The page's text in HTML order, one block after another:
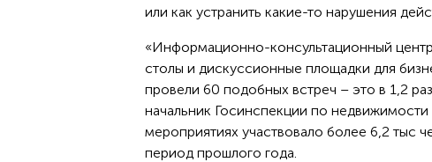
или как устранить какие-то нарушения
«Информационно-консультационный центр
столы и дискуссионные площадки для
провели 60 подобных встреч – это в 1,2
начальник Госинспекции по недвижимости
мероприятиях участвовало более 6,2 тыс
период прошлого года.